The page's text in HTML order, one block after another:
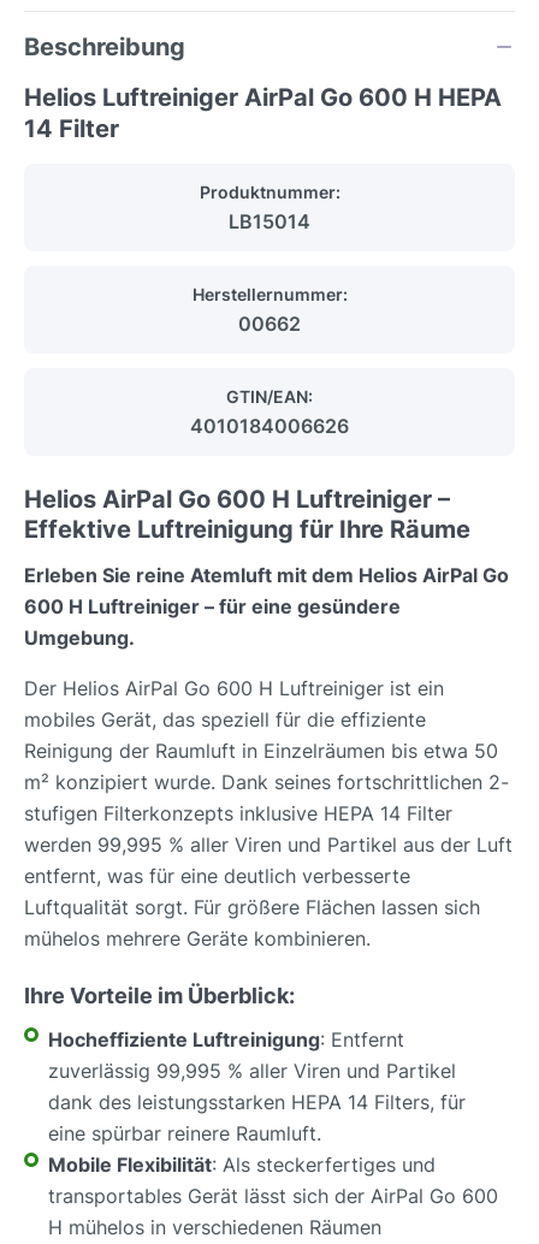
Beschreibung
Helios Luftreiniger AirPal Go 600 H HEPA
14 Filter
Produktnummer:
LB15014
Herstellernummer:
00662
GTIN/EAN:
4010184006626
Helios AirPal Go 600 H Luftreiniger –
Effektive Luftreinigung für Ihre Räume
Erleben Sie reine Atemluft mit dem Helios AirPal Go
600 H Luftreiniger – für eine gesündere
Umgebung.
Der Helios AirPal Go 600 H Luftreiniger ist ein
mobiles Gerät, das speziell für die effiziente
Reinigung der Raumluft in Einzelräumen bis etwa 50
m² konzipiert wurde. Dank seines fortschrittlichen 2-
stufigen Filterkonzepts inklusive HEPA 14 Filter
werden 99,995 % aller Viren und Partikel aus der Luft
entfernt, was für eine deutlich verbesserte
Luftqualität sorgt. Für größere Flächen lassen sich
mühelos mehrere Geräte kombinieren.
Ihre Vorteile im Überblick:
Hocheffiziente Luftreinigung: Entfernt
zuverlässig 99,995 % aller Viren und Partikel
dank des leistungsstarken HEPA 14 Filters, für
eine spürbar reinere Raumluft.
Mobile Flexibilität: Als steckerfertiges und
transportables Gerät lässt sich der AirPal Go 600
H mühelos in verschiedenen Räumen